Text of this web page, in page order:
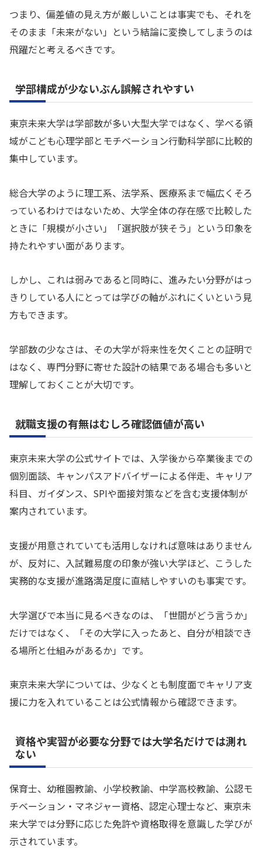
つまり、偏差値の見え方が厳しいことは事実でも、それを
そのまま「未来がない」という結論に変換してしまうのは
飛躍だと考えるべきです。
学部構成が少ないぶん誤解されやすい
東京未来大学は学部数が多い大型大学ではなく、学べる領
域がこども心理学部とモチベーション行動科学部に比較的
集中しています。
総合大学のように理工系、法学系、医療系まで幅広くそろ
っているわけではないため、大学全体の存在感で比較した
ときに「規模が小さい」「選択肢が狭そう」という印象を
持たれやすい面があります。
しかし、これは弱みであると同時に、進みたい分野がはっ
きりしている人にとっては学びの軸がぶれにくいという見
方もできます。
学部数の少なさは、その大学が将来性を欠くことの証明で
はなく、専門分野に寄せた設計の結果である場合も多いと
理解しておくことが大切です。
就職支援の有無はむしろ確認価値が高い
東京未来大学の公式サイトでは、入学後から卒業後までの
個別面談、キャンパスアドバイザーによる伴走、キャリア
科目、ガイダンス、SPIや面接対策などを含む支援体制が
案内されています。
支援が用意されていても活用しなければ意味はありません
が、反対に、入試難易度の印象が強い大学ほど、こうした
実務的な支援が進路満足度に直結しやすいのも事実です。
大学選びで本当に見るべきなのは、「世間がどう言うか」
だけではなく、「その大学に入ったあと、自分が相談でき
る場所と仕組みがあるか」です。
東京未来大学については、少なくとも制度面でキャリア支
援に力を入れていることは公式情報から確認できます。
資格や実習が必要な分野では大学名だけでは測れ
ない
保育士、幼稚園教諭、小学校教諭、中学高校教諭、公認モ
チベーション・マネジャー資格、認定心理士など、東京未
来大学では分野に応じた免許や資格取得を意識した学びが
示されています。